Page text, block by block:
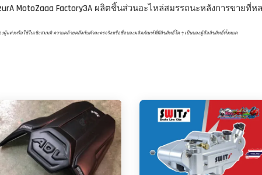
MotoZaaa Factory3A ผลิตชิ้นส่วนอะไหล่สมรรถนะหลังการขายที่
ผู้แต่งหรือใช้ในเชิงสมมติ ความคล้ายคลึงกับตัวละครจริงหรือชื่อของผลิตภัณฑ์ที่มีลิขสิทธิ์ใด ๆ เป็นของผู้ถือลิขสิทธิ์ทั้งหมด